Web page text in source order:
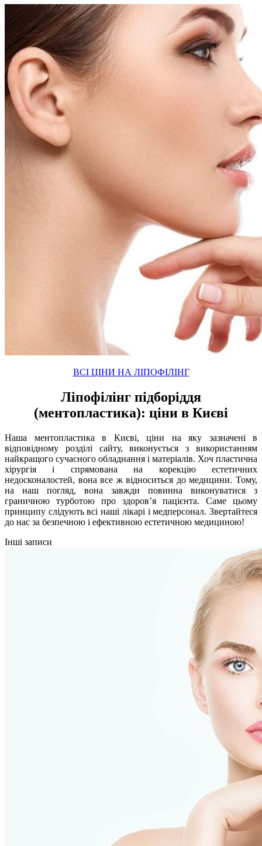
ВСІ ЦІНИ НА ЛІПОФІЛІНГ
Ліпофілінг підборіддя
(ментопластика): ціни в Києві
Наша ментопластика в Києві, ціни на яку зазначені в
відповідному розділі сайту, виконується з використанням
найкращого сучасного обладнання і матеріалів. Хоч пластична
хірургія і спрямована на корекцію естетичних
недосконалостей, вона все ж відноситься до медицини. Тому,
на наш погляд, вона завжди повинна виконуватися з
граничною турботою про здоров’я пацієнта. Саме цьому
принципу слідують всі наші лікарі і медперсонал. Звертайтеся
до нас за безпечною і ефективною естетичною медициною!
Інші записи